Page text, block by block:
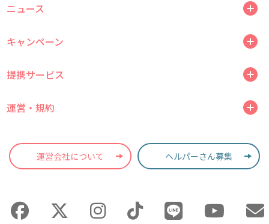
ニュース
キャンペーン
提携サービス
運営・規約
運営会社について ヘルパーさん募集